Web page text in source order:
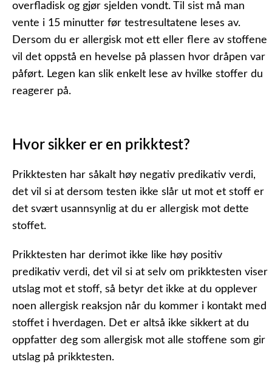
overfladisk og gjør sjelden vondt. Til sist må man
vente i 15 minutter før testresultatene leses av.
Dersom du er allergisk mot ett eller flere av stoffene
vil det oppstå en hevelse på plassen hvor dråpen var
påført. Legen kan slik enkelt lese av hvilke stoffer du
reagerer på.
Hvor sikker er en prikktest?
Prikktesten har såkalt høy negativ predikativ verdi,
det vil si at dersom testen ikke slår ut mot et stoff er
det svært usannsynlig at du er allergisk mot dette
stoffet.
Prikktesten har derimot ikke like høy positiv
predikativ verdi, det vil si at selv om prikktesten viser
utslag mot et stoff, så betyr det ikke at du opplever
noen allergisk reaksjon når du kommer i kontakt med
stoffet i hverdagen. Det er altså ikke sikkert at du
oppfatter deg som allergisk mot alle stoffene som gir
utslag på prikktesten.